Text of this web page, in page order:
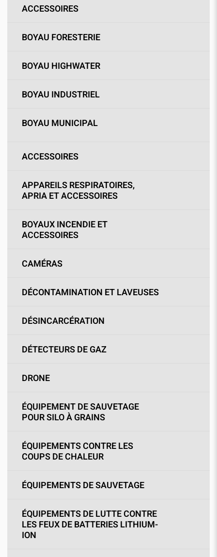
ACCESSOIRES
BOYAU FORESTERIE
BOYAU HIGHWATER
BOYAU INDUSTRIEL
BOYAU MUNICIPAL
ACCESSOIRES
APPAREILS RESPIRATOIRES,
APRIA ET ACCESSOIRES
BOYAUX INCENDIE ET
ACCESSOIRES
CAMÉRAS
DÉCONTAMINATION ET LAVEUSES
DÉSINCARCÉRATION
DÉTECTEURS DE GAZ
DRONE
ÉQUIPEMENT DE SAUVETAGE
POUR SILO À GRAINS
ÉQUIPEMENTS CONTRE LES
COUPS DE CHALEUR
ÉQUIPEMENTS DE SAUVETAGE
ÉQUIPEMENTS DE LUTTE CONTRE
LES FEUX DE BATTERIES LITHIUM-
ION